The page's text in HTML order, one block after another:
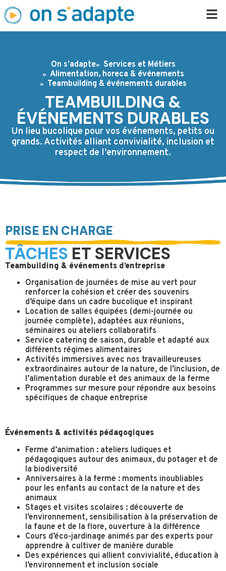
On s’adapte
Services et Métiers
Alimentation, horeca & événements
Teambuilding & événements durables
TEAMBUILDING &
ÉVÉNEMENTS DURABLES
Un lieu bucolique pour vos événements, petits ou
grands. Activités alliant convivialité, inclusion et
respect de l’environnement.
PRISE EN CHARGE
TÂCHES ET SERVICES
Teambuilding & événements d’entreprise
Organisation de journées de mise au vert pour
renforcer la cohésion et créer des souvenirs
d’équipe dans un cadre bucolique et inspirant
Location de salles équipées (demi-journée ou
journée complète), adaptées aux réunions,
séminaires ou ateliers collaboratifs
Service catering de saison, durable et adapté aux
différents régimes alimentaires
Activités immersives avec nos travailleur·euse·s
extraordinaires autour de la nature, de l’inclusion, de
l’alimentation durable et des animaux de la ferme
Programmes sur mesure pour répondre aux besoins
spécifiques de chaque entreprise
Événements & activités pédagogiques
Ferme d’animation : ateliers ludiques et
pédagogiques autour des animaux, du potager et de
la biodiversité
Anniversaires à la ferme : moments inoubliables
pour les enfants au contact de la nature et des
animaux
Stages et visites scolaires : découverte de
l’environnement, sensibilisation à la préservation de
la faune et de la flore, ouverture à la différence
Cours d’éco-jardinage animés par des experts pour
apprendre à cultiver de manière durable
Des expériences qui allient convivialité, éducation à
l’environnement et inclusion sociale